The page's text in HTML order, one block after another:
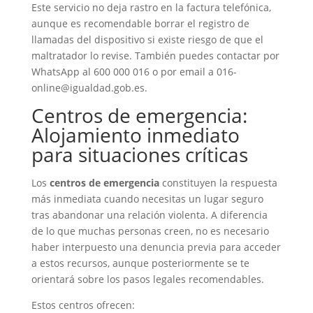
Este servicio no deja rastro en la factura telefónica,
aunque es recomendable borrar el registro de
llamadas del dispositivo si existe riesgo de que el
maltratador lo revise. También puedes contactar por
WhatsApp al 600 000 016 o por email a 016-
online@igualdad.gob.es.
Centros de emergencia:
Alojamiento inmediato
para situaciones críticas
Los centros de emergenciaconstituyen la respuesta
más inmediata cuando necesitas un lugar seguro
tras abandonar una relación violenta. A diferencia
de lo que muchas personas creen, no es necesario
haber interpuesto una denuncia previa para acceder
a estos recursos, aunque posteriormente se te
orientará sobre los pasos legales recomendables.
Estos centros ofrecen: